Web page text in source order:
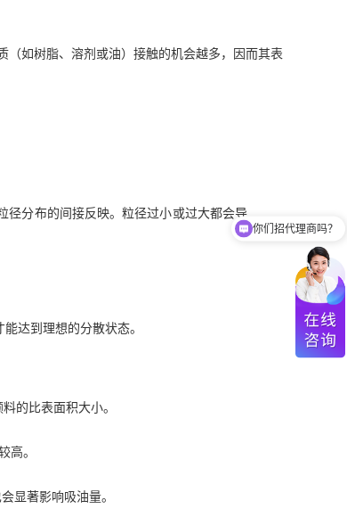
（如树脂、溶剂或油）接触的机会越多，因而其表
径分布的间接反映。粒径过小或过大都会导
能达到理想的分散状态。
的比表面积大小。
高。
显著影响吸油量。
你们招代理商吗？